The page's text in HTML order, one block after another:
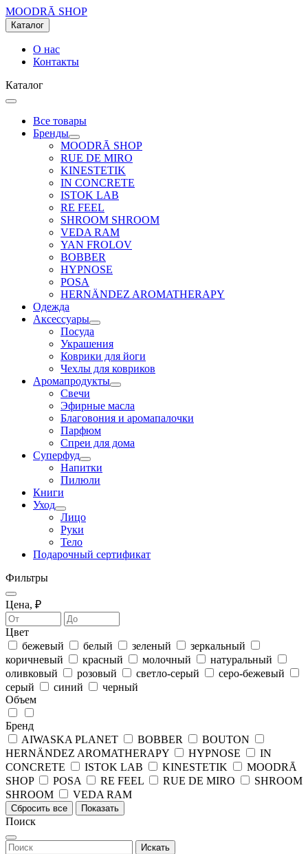
MOODRĀ SHOP
Каталог
О нас
Контакты
Каталог
Все товары
Бренды
MOODRĀ SHOP
RUE DE MIRO
KINESTETIK
IN CONCRETE
ISTOK LAB
RE FEEL
SHROOM SHROOM
VEDA RAM
YAN FROLOV
BOBBER
HYPNOSE
POSA
HERNÄNDEZ AROMATHERAPY
Одежда
Аксессуары
Посуда
Украшения
Коврики для йоги
Чехлы для ковриков
Аромапродукты
Свечи
Эфирные масла
Благовония и аромапалочки
Парфюм
Спреи для дома
Суперфуд
Напитки
Пилюли
Книги
Уход
Лицо
Руки
Тело
Подарочный сертификат
Фильтры
Цена, ₽
Цвет
бежевый
белый зеленый
зеркальный
коричневый
красный молочный
натуральный
оливковый
розовый светло-серый
серо-бежевый
серый
синий
черный
Объем
Бренд
AIWASKA PLANET
BOBBER
BOUTON
HERNÄNDEZ AROMATHERAPY
HYPNOSE
IN
CONCRETE
ISTOK LAB KINESTETIK
MOODRĀ
SHOP
POSA RE FEEL RUE DE MIRO
SHROOM
SHROOM
VEDA RAM
Сбросить все Показать
Поиск
Искать